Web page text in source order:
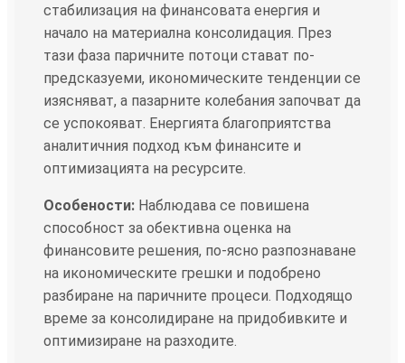
стабилизация на финансовата енергия и
начало на материална консолидация. През
тази фаза паричните потоци стават по-
предсказуеми, икономическите тенденции се
изясняват, а пазарните колебания започват да
се успокояват. Енергията благоприятства
аналитичния подход към финансите и
оптимизацията на ресурсите.
Особености: Наблюдава се повишена
способност за обективна оценка на
финансовите решения, по-ясно разпознаване
на икономическите грешки и подобрено
разбиране на паричните процеси. Подходящо
време за консолидиране на придобивките и
оптимизиране на разходите.